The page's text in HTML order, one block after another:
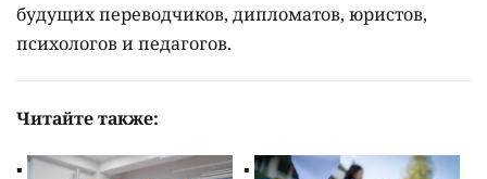
будущих переводчиков, дипломатов, юристов,
психологов и педагогов.
Читайте также: